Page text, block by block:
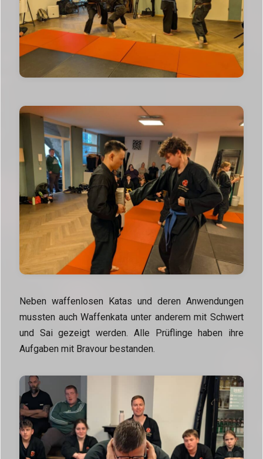
Neben waffenlosen Katas und deren Anwendungen
mussten auch Waffenkata unter anderem mit Schwert
und Sai gezeigt werden. Alle Prüflinge haben ihre
Aufgaben mit Bravour bestanden.